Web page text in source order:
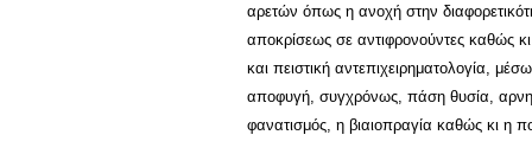
αρετών όπως η ανοχή στην
αποκρίσεως σε αντιφρονούντες καθώς
και πειστική αντεπιχειρηματολογία,
αποφυγή, συγχρόνως, πάση θυσία,
φανατισμός, η βιαιοπραγία καθώς κι η